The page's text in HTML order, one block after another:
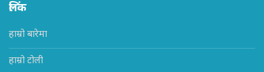
लिंक
हाम्रो बारेमा
हाम्रो टोली